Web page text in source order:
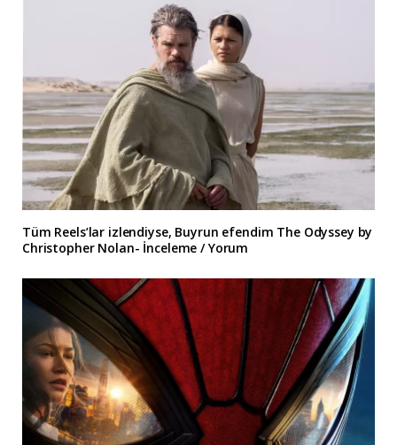
Tüm Reels’lar izlendiyse, Buyrun efendim The Odyssey by
Christopher Nolan- İnceleme / Yorum